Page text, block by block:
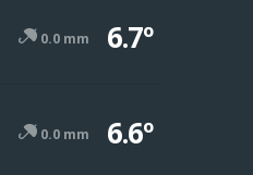
0.0 mm 6.7º
0.0 mm 6.6º